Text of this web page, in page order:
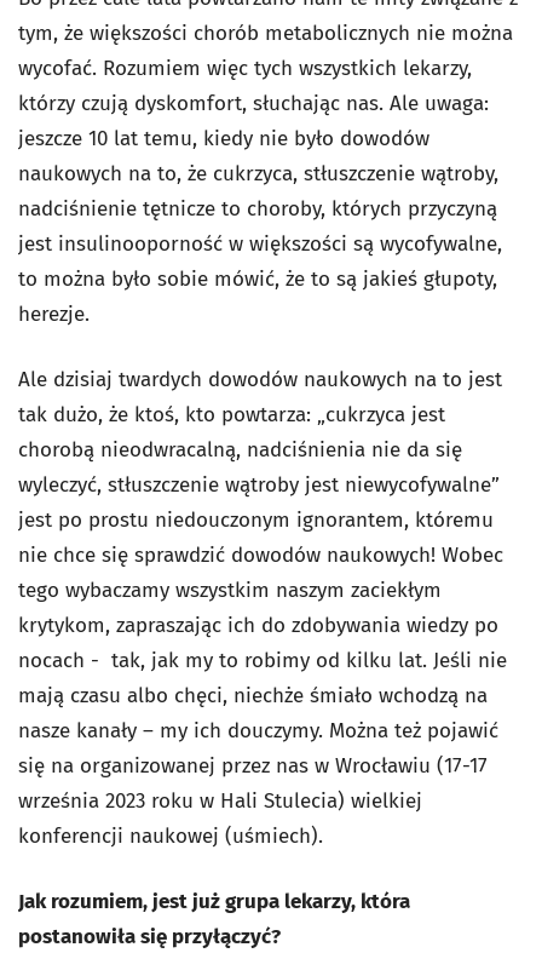
tym, że większości chorób metabolicznych nie można
wycofać. Rozumiem więc tych wszystkich lekarzy,
którzy czują dyskomfort, słuchając nas. Ale uwaga:
jeszcze 10 lat temu, kiedy nie było dowodów
naukowych na to, że cukrzyca, stłuszczenie wątroby,
nadciśnienie tętnicze to choroby, których przyczyną
jest insulinooporność w większości są wycofywalne,
to można było sobie mówić, że to są jakieś głupoty,
herezje.
Ale dzisiaj twardych dowodów naukowych na to jest
tak dużo, że ktoś, kto powtarza: „cukrzyca jest
chorobą nieodwracalną, nadciśnienia nie da się
wyleczyć, stłuszczenie wątroby jest niewycofywalne”
jest po prostu niedouczonym ignorantem, któremu
nie chce się sprawdzić dowodów naukowych! Wobec
tego wybaczamy wszystkim naszym zaciekłym
krytykom, zapraszając ich do zdobywania wiedzy po
nocach - tak, jak my to robimy od kilku lat. Jeśli nie
mają czasu albo chęci, niechże śmiało wchodzą na
nasze kanały – my ich douczymy. Można też pojawić
się na organizowanej przez nas w Wrocławiu (17-17
września 2023 roku w Hali Stulecia) wielkiej
konferencji naukowej (uśmiech).
Jak rozumiem, jest już grupa lekarzy, która
postanowiła się przyłączyć?